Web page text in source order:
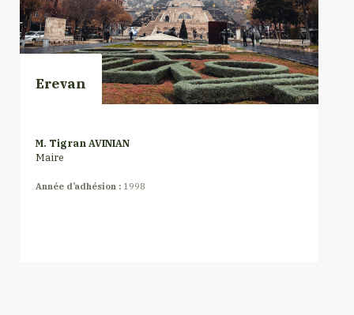
Erevan
M. Tigran AVINIAN
Maire
Année d’adhésion : 1998